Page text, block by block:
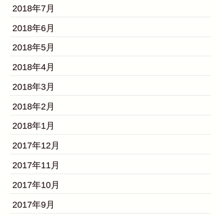
2018年7月
2018年6月
2018年5月
2018年4月
2018年3月
2018年2月
2018年1月
2017年12月
2017年11月
2017年10月
2017年9月